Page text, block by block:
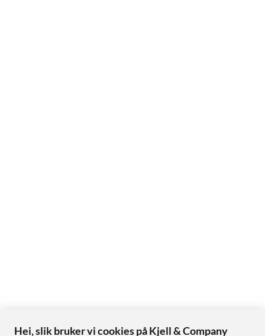
Hei, slik bruker vi cookies på Kjell & Company